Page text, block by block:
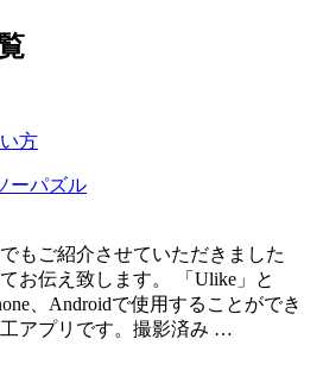
方
ーパズル
もご紹介させていただきました
お伝え致します。 「Ulike」と
、Androidで使用することができ
アプリです。撮影済み …